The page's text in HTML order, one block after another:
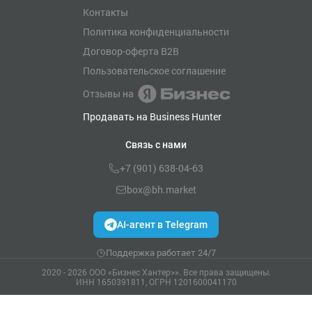
Контакты
Политика конфиденциальности
Договор-оферта B2B
Пользовательское соглашение
Отзывы на
Продавать на Business Hunter
Связь с нами
+7 (901) 638-04-63
box@bh.market
AI-агент в Telegram
Поддержка работает 24/7
2020 - 2026 ООО «Бизнес Хантер>». Все права защищены.
ИНН 1650391811, ОГРН 1201600041170